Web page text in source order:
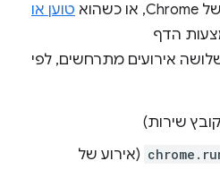
טוען או
הדף
אירועים מתרחשים, לפי
שירות)
(אירוע של